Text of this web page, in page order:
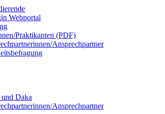
Webportal
Praktikanten (PDF)
Ansprechpartner
Daka
Ansprechpartner